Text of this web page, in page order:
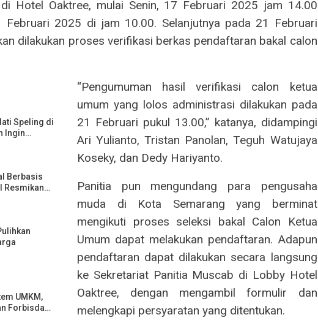
Hotel Oaktree, mulai Senin, 17 Februari 2025 jam 14.00
Februari 2025 di jam 10.00. Selanjutnya pada 21 Februari
dilakukan proses verifikasi berkas pendaftaran bakal calon
Speling di
Ingin…
Berbasis
Resmikan…
UMKM,
Forbisda…
“Pengumuman hasil verifikasi calon ketua
umum yang lolos administrasi dilakukan pada
21 Februari pukul 13.00,” katanya, didampingi
Ari Yulianto, Tristan Panolan, Teguh Watujaya
Koseky, dan Dedy Hariyanto.
Panitia pun mengundang para pengusaha
muda di Kota Semarang yang berminat
mengikuti proses seleksi bakal Calon Ketua
Umum dapat melakukan pendaftaran. Adapun
pendaftaran dapat dilakukan secara langsung
ke Sekretariat Panitia Muscab di Lobby Hotel
Oaktree, dengan mengambil formulir dan
melengkapi persyaratan yang ditentukan.